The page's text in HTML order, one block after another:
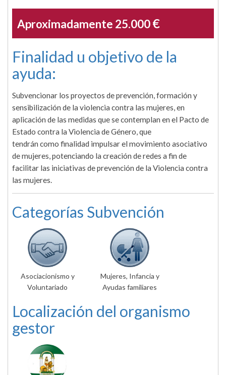
Aproximadamente 25.000€
Finalidad u objetivo de la
ayuda:
Subvencionar los proyectos de prevención, formación y
sensibilización de la violencia contra las mujeres, en
aplicación de las medidas que se contemplan en el Pacto de
Estado contra la Violencia de Género, que
tendrán como finalidad impulsar el movimiento asociativo
de mujeres, potenciando la creación de redes a fin de
facilitar las iniciativas de prevención de la Violencia contra
las mujeres.
Categorías Subvención
Asociacionismo y
Voluntariado
Mujeres, Infancia y
Ayudas familiares
Localización del organismo
gestor